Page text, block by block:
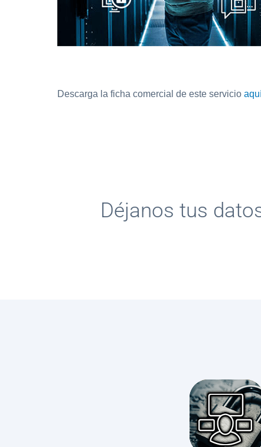
Descarga la ficha comercial de este servicio
Déjanos tus